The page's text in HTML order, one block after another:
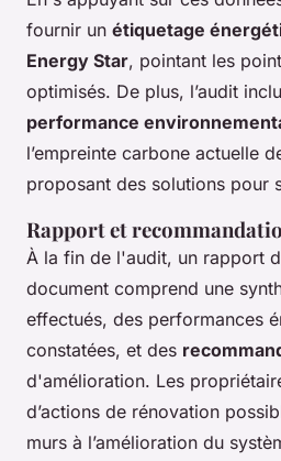
fournir un étiquetage
Energy Star, pointant les
optimisés. De plus, l’audit
performance
l’empreinte carbone actuelle
proposant des solutions pour
Rapport et
À la fin de l'audit, un rapport
document comprend une
effectués, des performances
constatées, et des
d'amélioration. Les
d’actions de rénovation
murs à l’amélioration du